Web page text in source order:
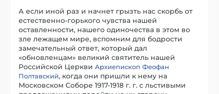
А если иной раз и начнет грызть нас скорбь от
естественно-горького чувства нашей
оставленности, нашего одиночества в этом во
зле лежащем мире, вспомним для бодрости
замечательный ответ, который дал
«обновленцам» великий святитель нашей
Российской ЦерквиАрхиепископ Феофан
Полтавский, когда они пришли к нему на
Московском Соборе 1917-1918 г. г. с льстивыми